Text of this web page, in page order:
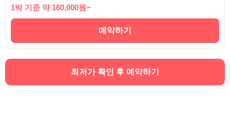
1박 기준 약 160,000원~
예약하기
최저가 확인 후 예약하기